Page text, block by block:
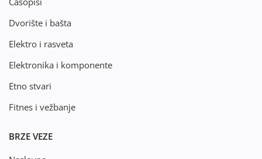
Dvorište i bašta
Elektro i rasveta
Elektronika i komponente
Etno stvari
Fitnes i vežbanje
BRZE VEZE